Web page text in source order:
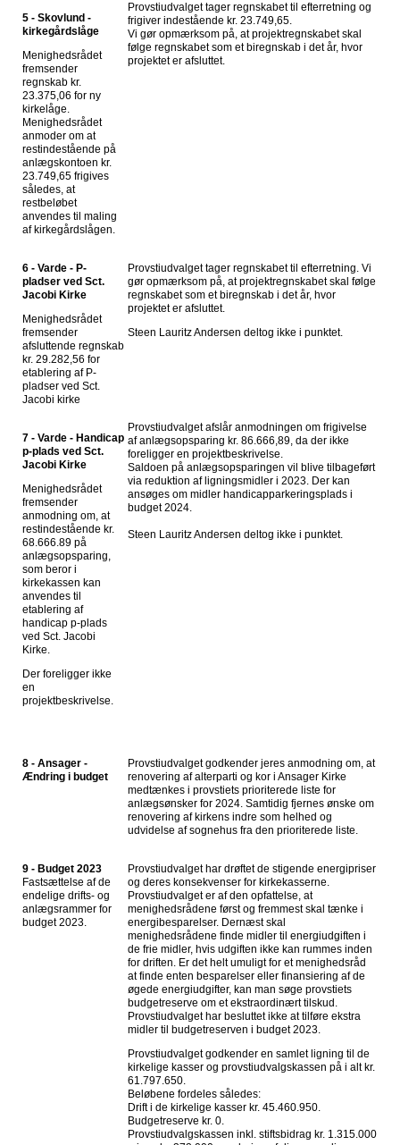
5 - Skovlund -
kirkegårdslåge
Menighedsrådet
fremsender
regnskab kr.
23.375,06 for ny
kirkelåge.
Menighedsrådet
anmoder om at
restindestående på
anlægskontoen kr.
23.749,65 frigives
således, at
restbeløbet
anvendes til maling
af kirkegårdslågen.
Provstiudvalget tager regnskabet til efterretning og
frigiver indestående kr. 23.749,65.
Vi gør opmærksom på, at projektregnskabet skal
følge regnskabet som et biregnskab i det år, hvor
projektet er afsluttet.
6 - Varde - P-
pladser ved Sct.
Jacobi Kirke
Menighedsrådet
fremsender
afsluttende regnskab
kr. 29.282,56 for
etablering af P-
pladser ved Sct.
Jacobi kirke
Provstiudvalget tager regnskabet til efterretning. Vi
gør opmærksom på, at projektregnskabet skal følge
regnskabet som et biregnskab i det år, hvor
projektet er afsluttet.
Steen Lauritz Andersen deltog ikke i punktet.
7 - Varde - Handicap
p-plads ved Sct.
Jacobi Kirke
Menighedsrådet
fremsender
anmodning om, at
restindestående kr.
68.666.89 på
anlægsopsparing,
som beror i
kirkekassen kan
anvendes til
etablering af
handicap p-plads
ved Sct. Jacobi
Kirke.
Der foreligger ikke
en
projektbeskrivelse.
Provstiudvalget afslår anmodningen om frigivelse
af anlægsopsparing kr. 86.666,89, da der ikke
foreligger en projektbeskrivelse.
Saldoen på anlægsopsparingen vil blive tilbageført
via reduktion af ligningsmidler i 2023. Der kan
ansøges om midler handicapparkeringsplads i
budget 2024.
Steen Lauritz Andersen deltog ikke i punktet.
8 - Ansager -
Ændring i budget
Provstiudvalget godkender jeres anmodning om, at
renovering af alterparti og kor i Ansager Kirke
medtænkes i provstiets prioriterede liste for
anlægsønsker for 2024. Samtidig fjernes ønske om
renovering af kirkens indre som helhed og
udvidelse af sognehus fra den prioriterede liste.
9 - Budget 2023
Fastsættelse af de
endelige drifts- og
anlægsrammer for
budget 2023.
Provstiudvalget har drøftet de stigende energipriser
og deres konsekvenser for kirkekasserne.
Provstiudvalget er af den opfattelse, at
menighedsrådene først og fremmest skal tænke i
energibesparelser. Dernæst skal
menighedsrådene finde midler til energiudgiften i
de frie midler, hvis udgiften ikke kan rummes inden
for driften. Er det helt umuligt for et menighedsråd
at finde enten besparelser eller finansiering af de
øgede energiudgifter, kan man søge provstiets
budgetreserve om et ekstraordinært tilskud.
Provstiudvalget har besluttet ikke at tilføre ekstra
midler til budgetreserven i budget 2023.
Provstiudvalget godkender en samlet ligning til de
kirkelige kasser og provstiudvalgskassen på i alt kr.
61.797.650.
Beløbene fordeles således:
Drift i de kirkelige kasser kr. 45.460.950.
Budgetreserve kr. 0.
Provstiudvalgskassen inkl. stiftsbidrag kr. 1.315.000